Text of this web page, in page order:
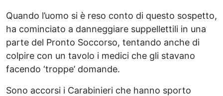
Quando l’uomo si è reso conto di questo sospetto,
ha cominciato a danneggiare suppellettili in una
parte del Pronto Soccorso, tentando anche di
colpire con un tavolo i medici che gli stavano
facendo ‘troppe’ domande.
Sono accorsi i Carabinieri che hanno sporto